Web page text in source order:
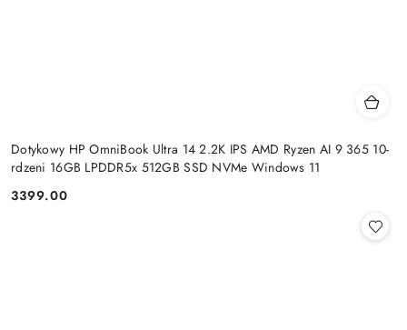
Dotykowy HP OmniBook Ultra 14 2.2K IPS AMD Ryzen AI 9 365 10-
rdzeni 16GB LPDDR5x 512GB SSD NVMe Windows 11
Cena:
3399.00